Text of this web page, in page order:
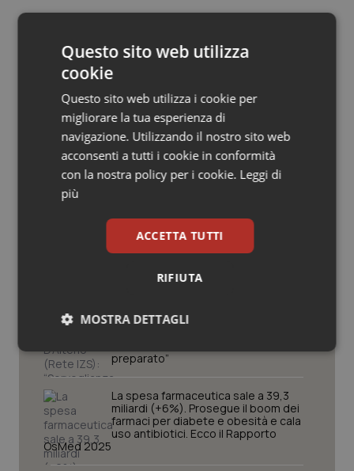
Salute orale & impianti
Sangue & coagulazione
Tiroide
Tumore al seno
Tumore ovarico
Tumori del Polmone & Testa Collo
Vaccini
17 Aprile 2013
Potrebbe interessarti in
Scienza e Farmaci
Ebola in Congo. Oms e Africa Cdc:
“Epidemia più veloce della risposta”.
Quasi 4mila casi e 1.801 morti
West Nile. D’Alterio (Rete IZS):
preparato”
La spesa farmaceutica sale a 39,3
miliardi (+6%). Prosegue il boom dei
farmaci per diabete e obesità e cala
uso antibiotici. Ecco il Rapporto
OsMed 2025
Questo sito web utilizza
cookie
Questo sito web utilizza i cookie per
migliorare la tua esperienza di
navigazione. Utilizzando il nostro sito web
acconsenti a tutti i cookie in conformità
con la nostra policy per i cookie. Leggi di
più
ACCETTA TUTTI
RIFIUTA
MOSTRA DETTAGLI
Necessari Statistici Marketing
Necessari Statistici Marketing